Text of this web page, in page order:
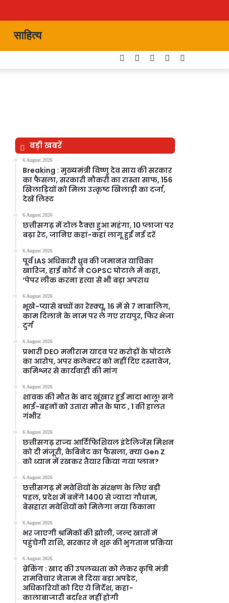
साहित्य
skin
Instagram
YouTube
Twitter
Facebook
बड़ी खबरें
6 August 2026
Breaking : मुख्यमंत्री विष्णु देव साय की सरकार
का फैसला, सरकारी नौकरी का रास्ता साफ, 156
खिलाड़ियों को मिला उत्कृष्ट खिलाड़ी का दर्जा,
देखें लिस्‍ट
6 August 2026
छत्तीसगढ़ में टोल टैक्स हुआ महंगा, 10 प्लाजा पर
बढ़ा रेट, जानिए कहां-कहां लागू हुईं नई दरें
6 August 2026
पूर्व IAS अधिकारी ध्रुव की जमानत याचिका
खारिज, हाई कोर्ट ने CGPSC घोटाले में कहा,
‘पेपर लीक करना हत्या से भी बड़ा अपराध
6 August 2026
भूखे-प्यासे बच्चों का रेस्क्यू, 16 में से 7 नाबालिग,
काम दिलाने के नाम पर ले गए रायपुर, फिर भेजा
दुर्ग
6 August 2026
प्रभारी DEO मनीराम यादव पर करोड़ों के घोटाले
का आरोप, अपर कलेक्टर को नहीं दिए दस्तावेज,
कमिश्नर से कार्यवाही की मांग
6 August 2026
शावक की मौत के बाद खूंखार हुई मादा भालू! सगे
भाई-बहनों को उतारा मौत के घाट , 1 की हालत
गंभीर
6 August 2026
छत्तीसगढ़ राज्य आर्टिफिशियल इंटेलिजेंस मिशन
को दी मंजूरी, केबिनेट का फैसला, क्या Gen Z
को ध्यान में रखकर तैयार किया गया प्लान?
6 August 2026
छत्तीसगढ़ में मवेशियों के संरक्षण के लिए बड़ी
पहल, प्रदेश में बनेंगे 1400 से ज्यादा गौधाम,
बेसहारा मवेशियों को मिलेगा नया ठिकाना
6 August 2026
भर जाएगी श्रमिकों की झोली, जल्द खातों में
पहुंचेगी राशि, सरकार ने शुरू की भुगतान प्रक्रिया
6 August 2026
ब्रेकिंग : खाद की उपलब्धता को लेकर कृषि मंत्री
रामविचार नेताम ने दिया बड़ा अपडेट,
अधिकारियों को दिए ये निर्देश, कहा-
कालाबाजारी बर्दाश्त नहीं होगी